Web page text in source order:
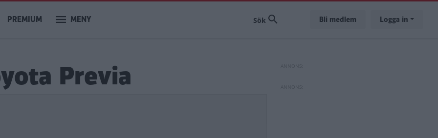
PREMIUM MENY Bli medlem Logga in
Previa